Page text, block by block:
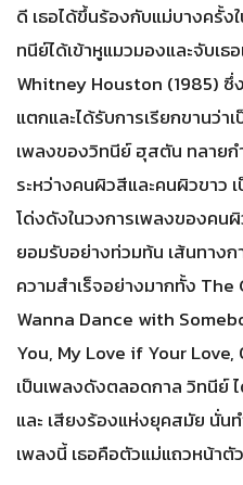
ดี เธอได้ขึ้นร้องกับแม่บางครั้ง
ทนีย์ได้เข้าหูแมวมองและจับเ
Whitney Houston (1985) ซึ่
แตกและได้รับการเรียกขานว่า
เพลงของวิทนีย์ ฮุสตัน ทลาย
ระหว่างคนผิวสีและคนผิวขาว
โด่งดังในวงการเพลงของคนผิ
ยอมรับอย่างท่วมท้น เส้นทาง
ความสำเร็จอย่างมากทั้ง
Wanna Dance with
You, My Love if Your
เป็นเพลงดังตลอดกาล วิทนีย์
และ เสียงร้องแห่งยุคสมัย นั่นท
เพลงนี้ เธอคือตัวแม่แถวหน้าตั